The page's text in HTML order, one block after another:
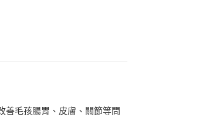
善毛孩腸胃、皮膚、關節等問